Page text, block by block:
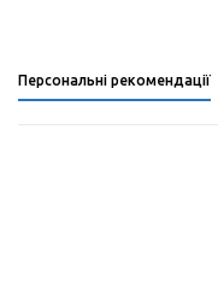
Персональні рекомендації